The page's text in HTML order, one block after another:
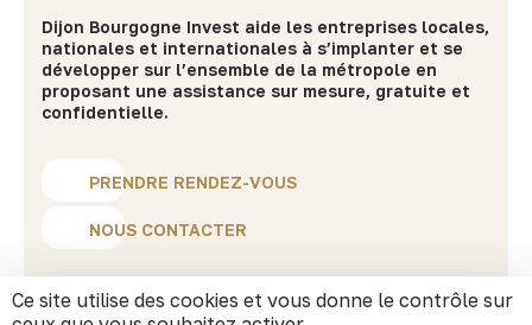
Ce site utilise des cookies et vous donne le contrôle sur
Dijon Bourgogne Invest aide les entreprises locales,
nationales et internationales à s’implanter et se
développer sur l’ensemble de la métropole en
proposant une assistance sur mesure, gratuite et
confidentielle.
PRENDRE RENDEZ-VOUS
NOUS CONTACTER
MENU